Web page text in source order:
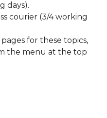
days).
courier (3/4 working
for these topics,
the menu at the top